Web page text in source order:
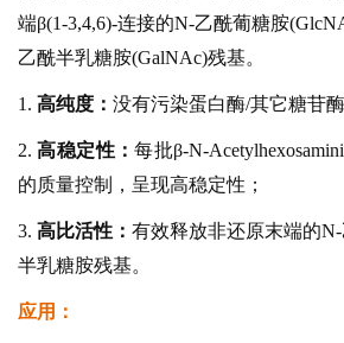
端β(1-3,4,6)-连接的N-乙酰葡糖胺
乙酰半乳糖胺(GalNAc)残基。
1. 高纯度： 没有污染蛋白酶/其它糖苷
2. 高稳定性：每批β-N-
的质量控制，呈现高稳定性；
3. 高比活性： 有效释放非还原末端的
半乳糖胺残基。
应用：